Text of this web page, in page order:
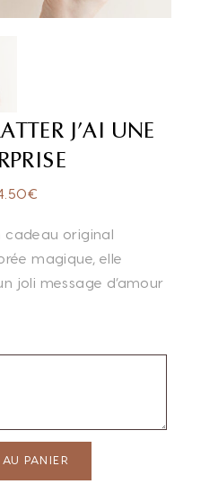
J’AI UNE
€
cadeau original
magique, elle
joli message d’amour
PANIER